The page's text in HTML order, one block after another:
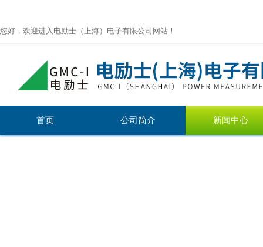
您好，欢迎进入电励士（上海）电子有限公司网站！
首页 公司简介 新闻中心